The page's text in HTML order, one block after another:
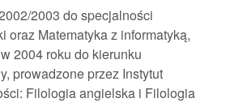
2003 do specjalności
oraz Matematyka z informatyką,
2004 roku do kierunku
prowadzone przez Instytut
Filologia angielska i Filologia